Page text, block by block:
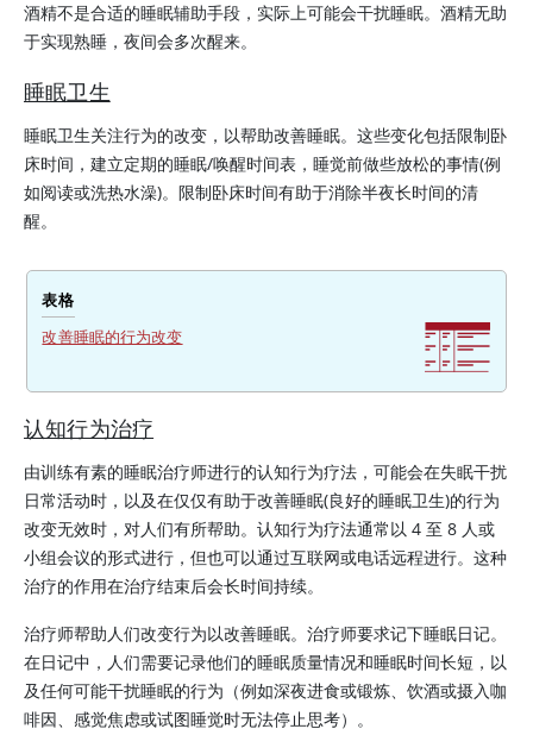
酒精不是合适的睡眠辅助手段，实际上可能会干扰睡眠。酒精无助
于实现熟睡，夜间会多次醒来。
睡眠卫生
睡眠卫生关注行为的改变，以帮助改善睡眠。这些变化包括限制卧
床时间，建立定期的睡眠/唤醒时间表，睡觉前做些放松的事情(例
如阅读或洗热水澡)。限制卧床时间有助于消除半夜长时间的清
醒。
表格
改善睡眠的行为改变
认知行为治疗
由训练有素的睡眠治疗师进行的认知行为疗法，可能会在失眠干扰
日常活动时，以及在仅仅有助于改善睡眠(良好的睡眠卫生)的行为
改变无效时，对人们有所帮助。认知行为疗法通常以 4 至 8 人或
小组会议的形式进行，但也可以通过互联网或电话远程进行。这种
治疗的作用在治疗结束后会长时间持续。
治疗师帮助人们改变行为以改善睡眠。治疗师要求记下睡眠日记。
在日记中，人们需要记录他们的睡眠质量情况和睡眠时间长短，以
及任何可能干扰睡眠的行为（例如深夜进食或锻炼、饮酒或摄入咖
啡因、感觉焦虑或试图睡觉时无法停止思考）。